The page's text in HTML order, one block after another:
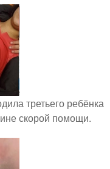
третьего ребёнка
скорой помощи.